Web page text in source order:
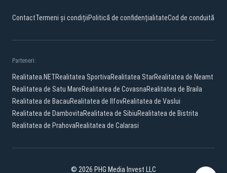
ContactTermeni și condițiiPolitică de confidențialitateCod de conduită
Parteneri:
Realitatea.NETRealitatea SportivaRealitatea StarRealitatea de Neamt
Realitatea de Satu MareRealitatea de CovasnaRealitatea de Braila
Realitatea de BacauRealitatea de IlfovRealitatea de Vaslui
Realitatea de DambovitaRealitatea de SibiuRealitatea de Bistrita
Realitatea de PrahovaRealitatea de Calarasi
© 2026 PHG Media Invest LLC